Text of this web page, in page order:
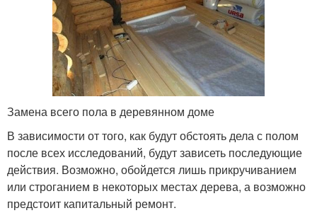
Замена всего пола в деревянном доме
В зависимости от того, как будут обстоять дела с полом
после всех исследований, будут зависеть последующие
действия. Возможно, обойдется лишь прикручиванием
или строганием в некоторых местах дерева, а возможно
предстоит капитальный ремонт.